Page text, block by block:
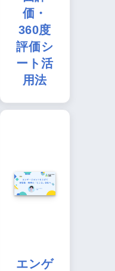
価・
360度
評価シ
ート活
用法
エンゲ